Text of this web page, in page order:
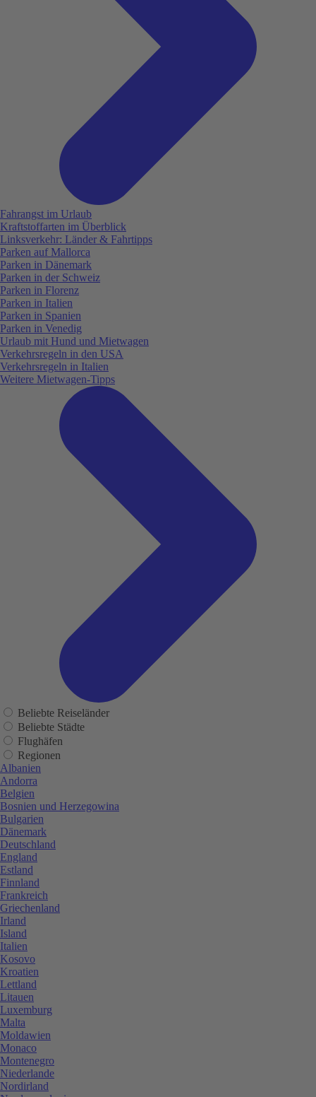
Fahrangst im Urlaub
Kraftstoffarten im Überblick
Linksverkehr: Länder & Fahrtipps
Parken auf Mallorca
Parken in Dänemark
Parken in der Schweiz
Parken in Florenz
Parken in Italien
Parken in Spanien
Parken in Venedig
Urlaub mit Hund und Mietwagen
Verkehrsregeln in den USA
Verkehrsregeln in Italien
Weitere Mietwagen-Tipps
Beliebte Reiseländer
Beliebte Städte
Flughäfen
Regionen
Albanien
Andorra
Belgien
Bosnien und Herzegowina
Bulgarien
Dänemark
Deutschland
England
Estland
Finnland
Frankreich
Griechenland
Irland
Island
Italien
Kosovo
Kroatien
Lettland
Litauen
Luxemburg
Malta
Moldawien
Monaco
Montenegro
Niederlande
Nordirland